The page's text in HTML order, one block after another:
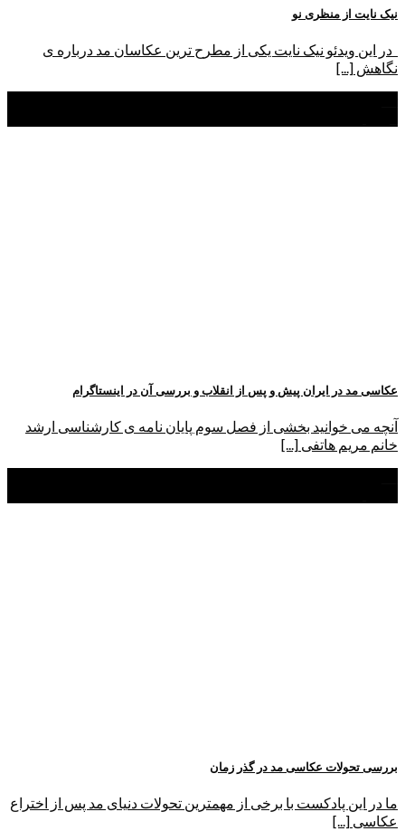
نیک نایت از منظری نو
در این ویدئو نیک نایت یکی از مطرح ترین عکاسان مد درباره ی
نگاهش [...]
عکاسی مد در ایران پیش و پس از انقلاب و بررسی آن در اینستاگرام
آنچه می خوانید بخشی از فصل سوم پایان نامه ی کارشناسی ارشد
خانم مریم هاتفی [...]
بررسی تحولات عکاسی مد در گذر زمان
ما در این پادکست با برخی از مهمترین تحولات دنیای مد پس از اختراع
عکاسی [...]